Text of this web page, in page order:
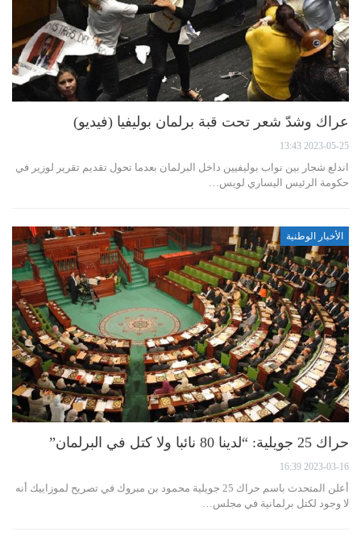
عراك وشدّ شعر تحت قبة برلمان بوليفيا (فيديو)
2023-05-25 13:43
اندلع شجار بين نواب بوليفيين داخل البرلمان بعدما تحول تقديم تقرير لوزير في
حكومة الرئيس اليساري لويس…
الأخبار الوطنية
حراك 25 جويلية: “لدينا 80 نائبا ولا كتل في البرلمان”
2023-03-16 16:39
أعلن المتحدث باسم حراك 25 جويلية محمود بن مبروك في تصريح لموزاييك أنه
لا وجود لكتل برلمانية في مجلس…